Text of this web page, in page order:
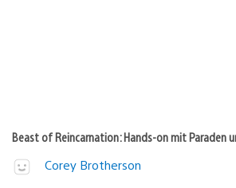
Beast of Reincarnation: Hands-on mit Paraden
Corey Brotherson